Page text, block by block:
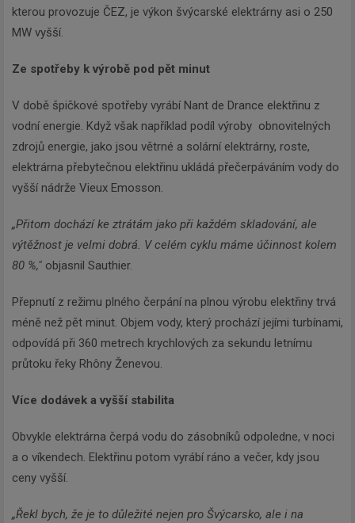
kterou provozuje ČEZ, je výkon švýcarské elektrárny asi o 250
MW vyšší.
Ze spotřeby k výrobě pod pět minut
V době špičkové spotřeby vyrábí Nant de Drance elektřinu z
vodní energie. Když však například podíl výroby obnovitelných
zdrojů energie, jako jsou větrné a solární elektrárny, roste,
elektrárna přebytečnou elektřinu ukládá přečerpáváním vody do
vyšší nádrže Vieux Emosson.
„Přitom dochází ke ztrátám jako při každém skladování, ale
výtěžnost je velmi dobrá. V celém cyklu máme účinnost kolem
80 %," objasnil Sauthier.
Přepnutí z režimu plného čerpání na plnou výrobu elektřiny trvá
méně než pět minut. Objem vody, který prochází jejími turbínami,
odpovídá při 360 metrech krychlových za sekundu letnímu
průtoku řeky Rhôny Ženevou.
Více dodávek a vyšší stabilita
Obvykle elektrárna čerpá vodu do zásobníků odpoledne, v noci
a o víkendech. Elektřinu potom vyrábí ráno a večer, kdy jsou
ceny vyšší.
„Řekl bych, že je to důležité nejen pro Švýcarsko, ale i na